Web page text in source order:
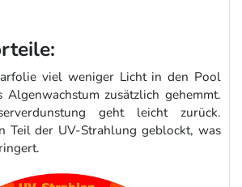
viel weniger Licht in den Pool
zusätzlich gehemmt.
geht leicht zurück.
Teil der UV-Strahlung geblockt, was